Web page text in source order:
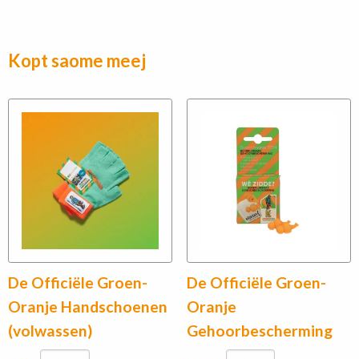
Kopt saome meej
De Officiële Groen-
Oranje Handschoenen
(volwassen)
De Officiële Groen-
Oranje
Gehoorbescherming